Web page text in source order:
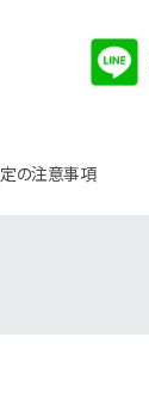
の注意事項